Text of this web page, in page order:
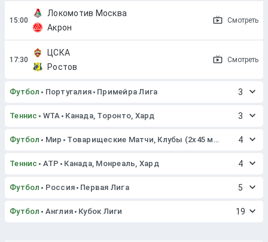
Локомотив Москва
Акрон
Смотреть
ЦСКА
Ростов
Смотреть
Футбол Португалия Примейра Лига 3
Теннис WTA Канада, Торонто, Хард 3
Футбол Мир Товарищеские Матчи, Клубы (2x45 мин. или 2x40 мин.) 4
Теннис ATP Канада, Монреаль, Хард 4
Футбол Россия Первая Лига 5
Футбол Англия Кубок Лиги 19